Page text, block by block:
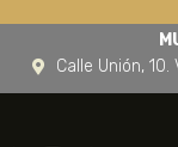
Calle Unión,